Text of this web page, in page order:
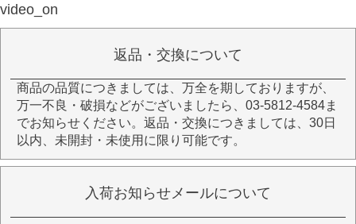
video_on
返品・交換について
商品の品質につきましては、万全を期しておりますが、
万一不良・破損などがございましたら、03-5812-4584ま
でお知らせください。返品・交換につきましては、30日
以内、未開封・未使用に限り可能です。
入荷お知らせメールについて